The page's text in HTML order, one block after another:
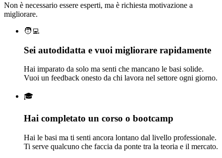
Non è necessario essere esperti, ma è richiesta motivazione a
migliorare.
🧑‍💻
Sei autodidatta e vuoi migliorare rapidamente
Hai imparato da solo ma senti che mancano le basi solide.
Vuoi un feedback onesto da chi lavora nel settore ogni giorno.
🎓
Hai completato un corso o bootcamp
Hai le basi ma ti senti ancora lontano dal livello professionale.
Ti serve qualcuno che faccia da ponte tra la teoria e il mercato.